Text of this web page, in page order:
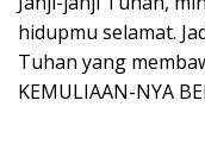
hidupmu selamat.
Tuhan yang
KEMULIAAN-NYA